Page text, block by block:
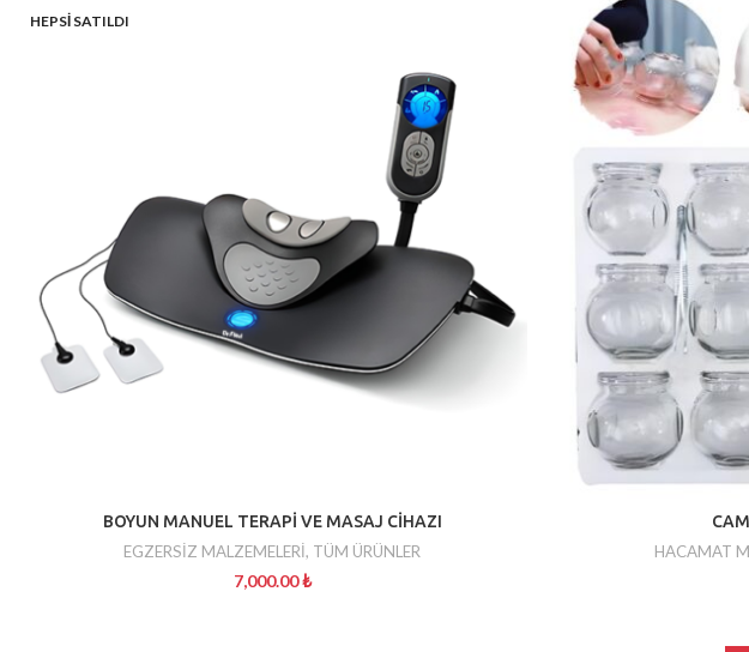
HEPSI SATILDI
BOYUN MANUEL TERAPİ VE MASAJ CİHAZI
EGZERSİZ MALZEMELERİ, TÜM ÜRÜNLER
7,000.00₺
HACAMAT